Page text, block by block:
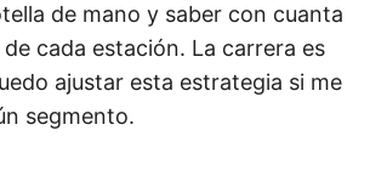
de mano y saber con cuanta
cada estación. La carrera es
ajustar esta estrategia si me
segmento.